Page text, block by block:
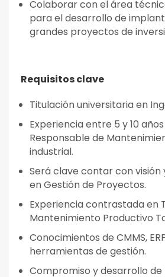
Colaborar con el área
para el desarrollo de
grandes proyectos de
Requisitos clave
Titulación universitaria en
Experiencia entre 5 y 10
Responsable de
industrial.
Será clave contar con
en Gestión de Proyectos.
Experiencia contrastada en
Mantenimiento Productivo
Conocimientos de CMMS,
herramientas de gestión.
Compromiso y desarrollo de